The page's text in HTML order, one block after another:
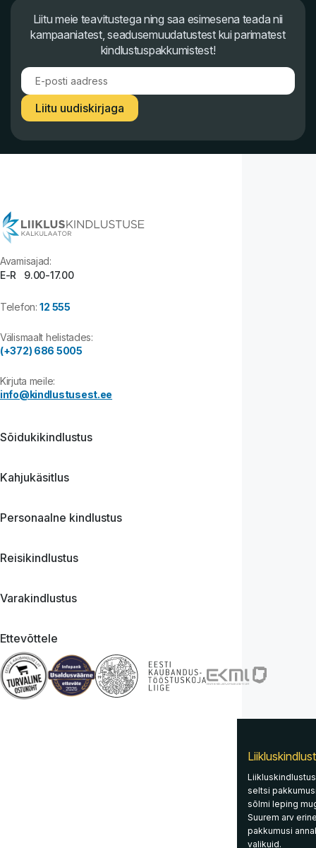
Liitu meie teavitustega ning saa esimesena teada nii
kampaaniatest, seadusemuudatustest kui parimatest
kindlustuspakkumistest!
Liitu uudiskirjaga
Avamisajad:
E-R 9.00-17.00
Telefon:12 555
Välismaalt helistades:
(+372) 686 5005
Kirjuta meile:
info@kindlustusest.ee
Sõidukikindlustus
Kahjukäsitlus
Personaalne kindlustus
Reisikindlustus
Varakindlustus
Ettevõttele
seltsi
sõlmi leping
Suurem arv
pakkumusi
valikuid.